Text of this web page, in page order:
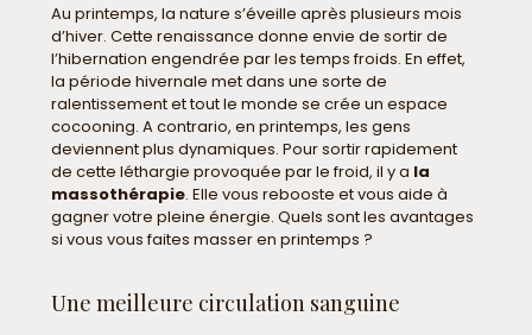
Au printemps, la nature s’éveille après plusieurs mois
d’hiver. Cette renaissance donne envie de sortir de
l’hibernation engendrée par les temps froids. En effet,
la période hivernale met dans une sorte de
ralentissement et tout le monde se crée un espace
cocooning. A contrario, en printemps, les gens
deviennent plus dynamiques. Pour sortir rapidement
de cette léthargie provoquée par le froid, il y a la
massothérapie. Elle vous rebooste et vous aide à
gagner votre pleine énergie. Quels sont les avantages
si vous vous faites masser en printemps ?
Une meilleure circulation sanguine